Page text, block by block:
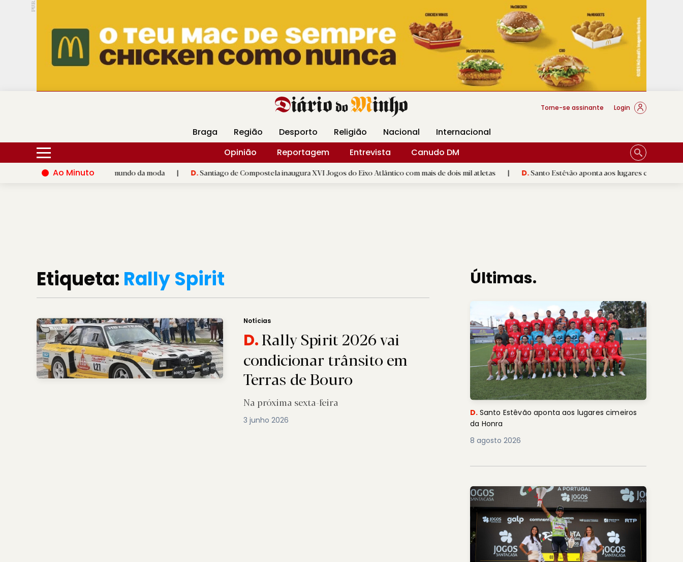
PUB.
Hoje 16ºC 28ºC DMtv Revista Minha Gráfica DM Livraria DM Arquidiocese Braga
Torne-se assinante Login
Braga Região Desporto Religião Nacional
Internacional
Opinião
Reportagem Entrevista
Canudo DM
Ao Minuto
e à inovação do mundo da moda | D.Santiago de Compostela inaugura XVI Jogos do Eixo Atlântico com mais de dois mil atletas | D.Santo Estêvão aponta aos lugares cimeiros da Honra
Etiqueta: Rally Spirit
Notícias
D.Rally Spirit 2026 vai
condicionar trânsito em
Terras de Bouro
Na próxima sexta-feira
3 junho 2026
Últimas.
D. Santo Estêvão aponta aos lugares cimeiros
da Honra
8 agosto 2026